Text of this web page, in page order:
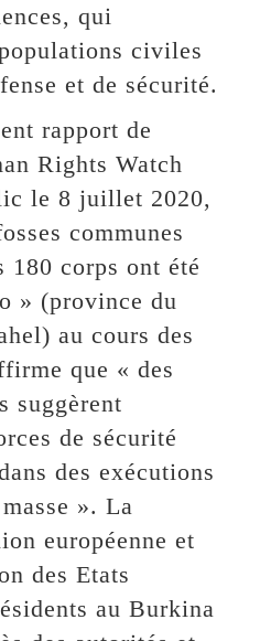
qui
civiles
et de sécurité.
rapport de
Rights Watch
le 8 juillet 2020,
communes
180 corps ont été
» (province du
au cours des
que « des
suggèrent
de sécurité
des exécutions
». La
européenne et
des Etats
au Burkina